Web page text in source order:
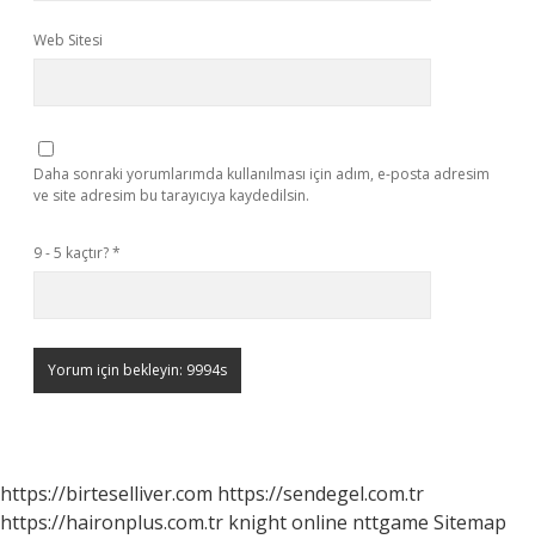
Web Sitesi
Daha sonraki yorumlarımda kullanılması için adım, e-posta adresim
ve site adresim bu tarayıcıya kaydedilsin.
9 - 5 kaçtır?*
https://birteselliver.com https://sendegel.com.tr
https://haironplus.com.tr knight online nttgame Sitemap